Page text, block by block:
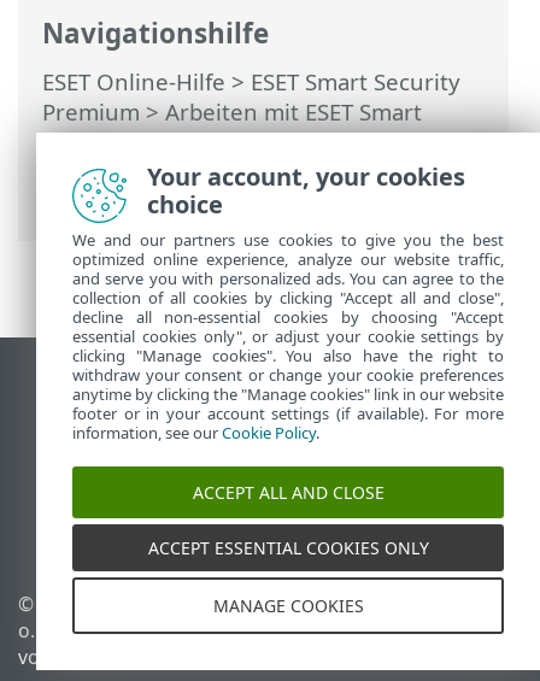
Navigationshilfe
ESET Online-Hilfe > ESET Smart Security
Premium>Arbeiten mit ESET Smart
Security Premium>Tools>Sicheres
Heimnetzwerk> Benachrichtigungen |
Sicheres Heimnetzwerk
Desktop-Site anzeigen
End of Life
ESET Knowledgebase
ESET-Forum
ESET Status Portal
Regionaler Support
© 1992 - 2025 ESET, spol. s r.
o. - Alle Rechte
vorbehalten.
Cookies verwalten
Cookie-Richtlinie
Your account, your cookies
choice
We and our partners use cookies to give you the best
optimized online experience, analyze our website traffic,
and serve you with personalized ads. You can agree to the
collection of all cookies by clicking "Accept all and close",
decline all non-essential cookies by choosing "Accept
essential cookies only", or adjust your cookie settings by
clicking "Manage cookies". You also have the right to
withdraw your consent or change your cookie preferences
anytime by clicking the "Manage cookies" link in our website
footer or in your account settings (if available). For more
information, see ourCookie Policy.
ACCEPT ALL AND CLOSE
ACCEPT ESSENTIAL COOKIES ONLY
MANAGE COOKIES